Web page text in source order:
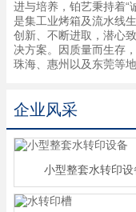
进与培养，铂艺秉持着“
是集工业烤箱及流水线
创新、不断进取，潜心
决方案。因质量而生存
珠海、惠州以及东莞等
企业风采
小型整套水转印设